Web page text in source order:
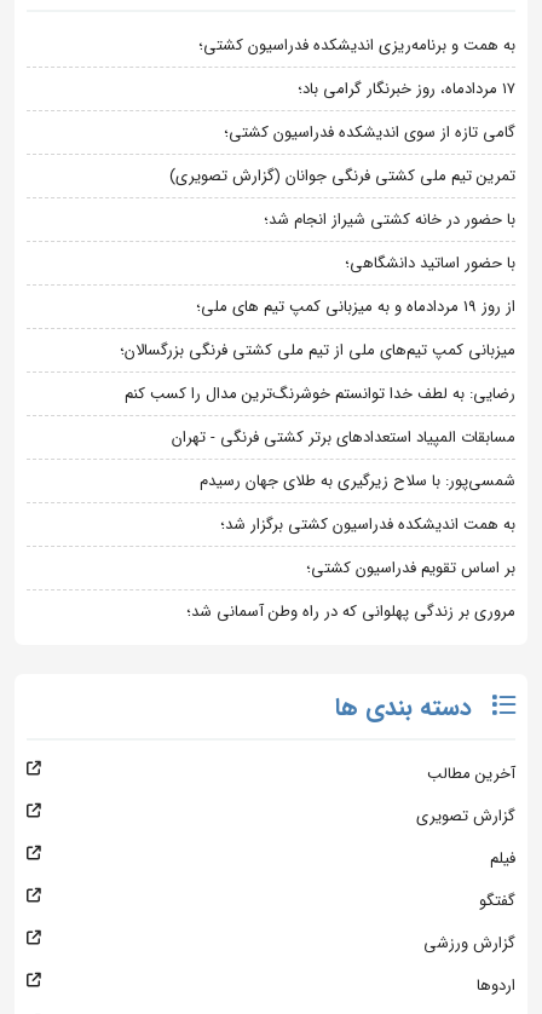
به همت و برنامه‌ریزی اندیشکده فدراسیون کشتی؛
۱۷ مردادماه، روز خبرنگار گرامی باد؛
گامی تازه از سوی اندیشکده فدراسیون کشتی؛
تمرین تیم ملی کشتی فرنگی جوانان (گزارش تصویری)
با حضور در خانه کشتی شیراز انجام شد؛
با حضور اساتید دانشگاهی؛
از روز 19 مردادماه و به میزبانی کمپ تیم های ملی؛
میزبانی کمپ تیم‌های ملی از تیم ملی کشتی فرنگی بزرگسالان؛
رضایی: به لطف خدا توانستم خوشرنگ‌ترین مدال را کسب کنم
مسابقات المپیاد استعدادهای برتر کشتی فرنگی - تهران
شمسی‌پور: با سلاح زیرگیری به طلای جهان رسیدم
به همت اندیشکده فدراسیون کشتی برگزار شد؛
بر اساس تقویم فدراسیون کشتی؛
مروری بر زندگی پهلوانی که در راه وطن آسمانی شد؛
دسته بندی ها
آخرین مطالب
گزارش تصویری
فیلم
گفتگو
گزارش ورزشی
اردوها